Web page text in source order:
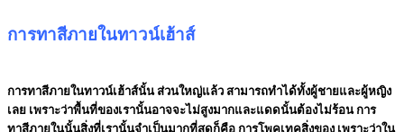
การทาสีภายในทาวน์เฮ้าส์
การทาสีภายในทาวน์เฮ้าส์นั้น ส่วนใหญ่แล้ว สามารถทำได้ทั้งผู้ชายและผู้หญิง
เลย เพราะว่าพื้นที่ของเรานั้นอาจจะไม่สูงมากและแดดนั้นต้องไม่ร้อน การ
ทาสีภายในนั้นสิ่งที่เรานั้นจำเป็นมากที่สุดก็คือ การโพคเทคสิ่งของ เพราะว่าใน